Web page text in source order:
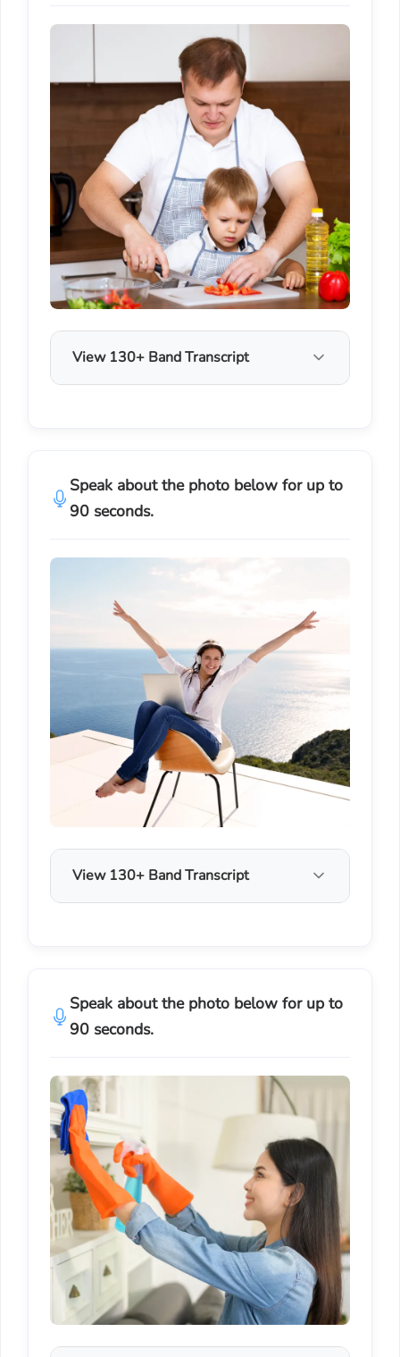
View 130+ Band Transcript
Speak about the photo below for up to
90 seconds.
View 130+ Band Transcript
Speak about the photo below for up to
90 seconds.